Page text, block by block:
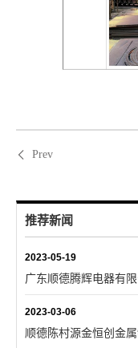
Prev
推荐新闻
2023-05-19
广东顺德腾辉电器有
2023-03-06
顺德陈村源金恒创金